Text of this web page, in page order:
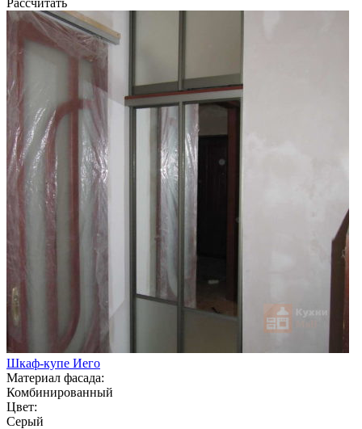
Шкаф-купе Иего
Материал фасада:
Комбинированный
Цвет:
Серый